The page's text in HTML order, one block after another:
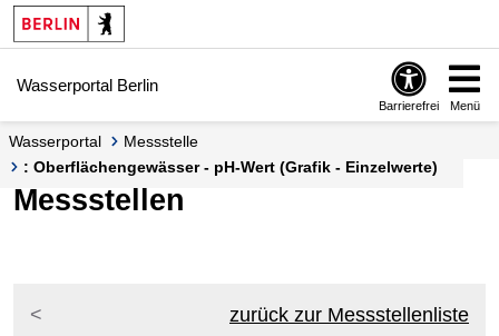
Springe zur Navigation
Springe zum Inhalt
Wasserportal Berlin
Barrierefrei Menü
Wasserportal
Messstelle
: Oberflächengewässer - pH-Wert (Grafik - Einzelwerte)
Messstellen
zurück zur Messstellenliste